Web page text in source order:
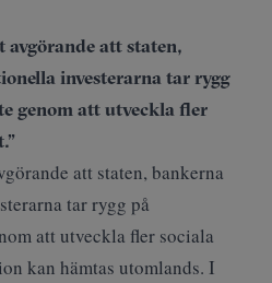
avgörande att staten,
investerarna tar rygg
genom att utveckla fler
att staten, bankerna
tar rygg på
att utveckla fler sociala
kan hämtas utomlands. I